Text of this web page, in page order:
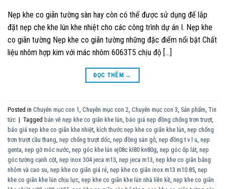
Nẹp khe co giãn tường sàn hay còn có thể được sử dụng để lắp
đặt nẹp che khe lún khe nhiệt cho các công trình dự án I. Nẹp khe
co giãn tường Nẹp khe co giãn tường những đặc điểm nổi bật Chất
liệu nhôm hợp kim với mác nhôm 6063T5 chịu độ […]
ĐỌC THÊM →
Posted in Chuyên mục con 1 Chuyên mục con 2 Chuyên mục con 3 Sản phẩm Tin
tức | Tagged bản vẽ nẹp khe co giãn khe lún báo giá nẹp đồng chống trơn trượt
báo giá nẹp khe co giãn khe nhiệt kích thước nẹp khe co giãn khe lún nẹp chống
trơn trượt cầu thang nẹp chống trượt dốc nẹp đồng sàn gỗ nẹp đồng t v l u nẹp
genta nẹp gờ móc nước nẹp góc khe lún ej08c kl80 kn80g nẹp góc ốp lát nẹp
góc tường cạnh cột nẹp inox 304 jeca m13 nẹp jeca m13 nẹp khe co giãn bằng
nhôm và cao su nẹp khe co giãn giá rẻ nẹp khe co giãn inox m13 m10.85 nẹp
khe co giãn khe lún chịu lực nẹp khe co giãn khe lún nhà liền kề nẹp khe co giãn